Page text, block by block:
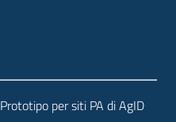
Prototipo per siti PA di AgID